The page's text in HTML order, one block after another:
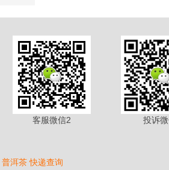
客服微信2 投诉
普洱茶 快递查询